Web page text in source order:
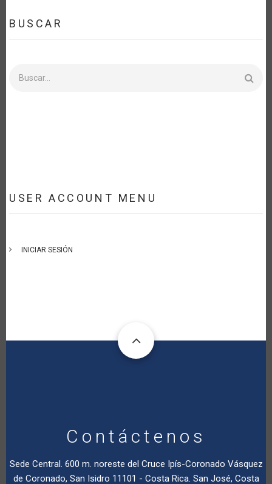
BUSCAR
USER ACCOUNT MENU
INICIAR SESIÓN
Contáctenos
Sede Central. 600 m. noreste del Cruce Ipís-Coronado Vásquez
de Coronado, San Isidro 11101 - Costa Rica. San José, Costa